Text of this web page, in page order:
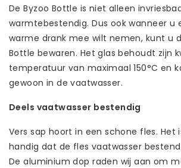
De Byzoo Bottle is niet alleen
warmtebestendig. Dus ook wanneer u
warme drank mee wilt nemen, kunt u
Bottle bewaren. Het glas behoudt zijn
temperatuur van maximaal 150°C en
gewoon in de vaatwasser.
Deels vaatwasser bestendig
Vers sap hoort in een schone fles. Het
handig dat de fles vaatwasser
De aluminium dop raden wij aan om